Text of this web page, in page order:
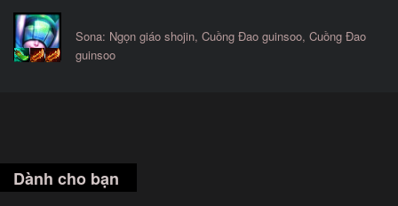
Sona: Ngọn giáo shojin, Cuồng Đao guinsoo, Cuồng Đao
guinsoo
Dành cho bạn